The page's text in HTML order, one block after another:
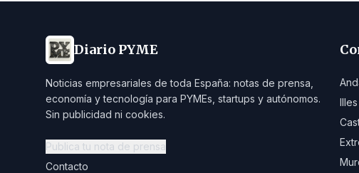
Diario PYME
Noticias empresariales de toda España: notas de prensa,
economía y tecnología para PYMEs, startups y autónomos.
Sin publicidad ni cookies.
Publica tu nota de prensa
Contacto